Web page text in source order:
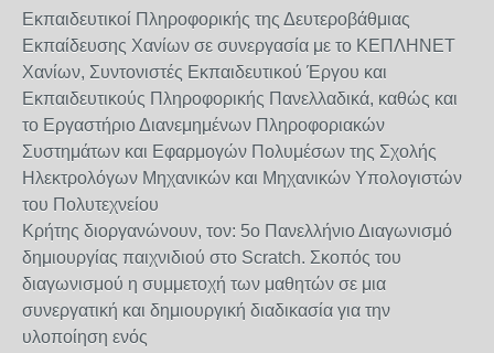
Εκπαιδευτικοί Πληροφορικής της Δευτεροβάθμιας
Εκπαίδευσης Χανίων σε συνεργασία με το ΚΕΠΛΗΝΕΤ
Χανίων, Συντονιστές Εκπαιδευτικού Έργου και
Εκπαιδευτικούς Πληροφορικής Πανελλαδικά, καθώς και
το Εργαστήριο Διανεμημένων Πληροφοριακών
Συστημάτων και Εφαρμογών Πολυμέσων της Σχολής
Ηλεκτρολόγων Μηχανικών και Μηχανικών Υπολογιστών
του Πολυτεχνείου
Κρήτης διοργανώνουν, τον: 5ο Πανελλήνιο Διαγωνισμό
δημιουργίας παιχνιδιού στο Scratch. Σκοπός του
διαγωνισμού η συμμετοχή των μαθητών σε μια
συνεργατική και δημιουργική διαδικασία για την
υλοποίηση ενός